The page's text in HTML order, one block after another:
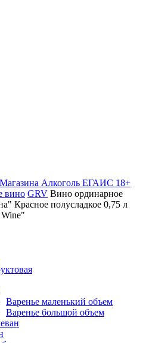
Алкоголь ЕГАИС 18+
вино GRV Вино ординарное
Красное полусладкое 0,75 л
Варенье маленький объем
Варенье большой объем